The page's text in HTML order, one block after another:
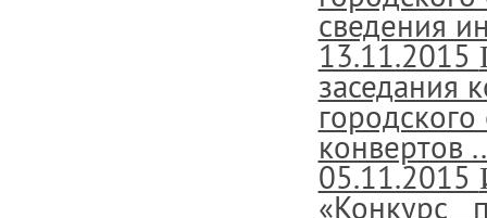
сведения
13.11.2015
заседания
конвертов
05.11.2015
«Конкурс